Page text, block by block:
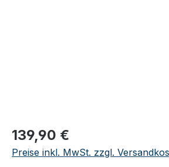
Regulärer Preis:
139,90 €
Preise inkl. MwSt. zzgl.